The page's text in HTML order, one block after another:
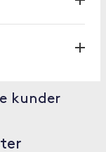
kunder